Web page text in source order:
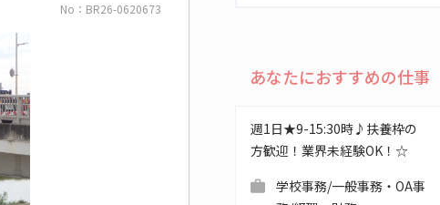
No：BR26-0620673
あなたにおすすめの仕事
週1日★9-15:30時♪扶養枠の
方歓迎！業界未経験OK！☆
学校事務/一般事務・OA事